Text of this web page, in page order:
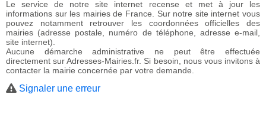
Le service de notre site internet recense et met à jour les
informations sur les mairies de France. Sur notre site internet vous
pouvez notamment retrouver les coordonnées officielles des
mairies (adresse postale, numéro de téléphone, adresse e-mail,
site internet).
Aucune démarche administrative ne peut être effectuée
directement sur Adresses-Mairies.fr. Si besoin, nous vous invitons à
contacter la mairie concernée par votre demande.
Signaler une erreur